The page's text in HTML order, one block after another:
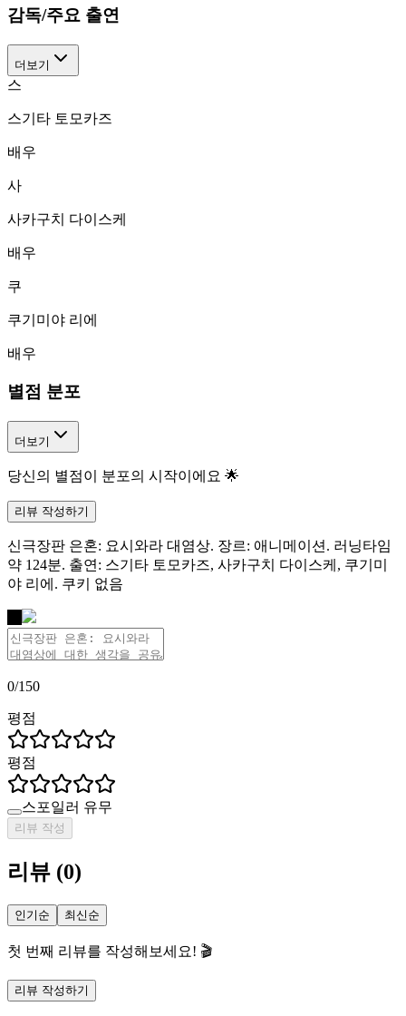
감독/주요 출연
더보기
스
스기타 토모카즈
배우
사
사카구치 다이스케
배우
쿠
쿠기미야 리에
배우
별점 분포
더보기
당신의 별점이 분포의 시작이에요 🌟
리뷰 작성하기
신극장판 은혼: 요시와라 대염상. 장르: 애니메이션. 러닝타임
약 124분. 출연: 스기타 토모카즈, 사카구치 다이스케, 쿠기미
야 리에. 쿠키 없음
0/150
평점
평점
스포일러 유무
리뷰 작성
리뷰 (0)
인기순 최신순
첫 번째 리뷰를 작성해보세요! 🎬
리뷰 작성하기